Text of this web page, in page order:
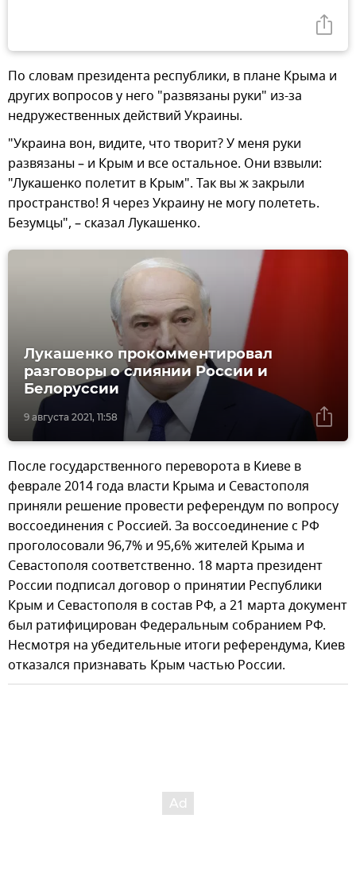
По словам президента республики, в плане Крыма и
других вопросов у него "развязаны руки" из-за
недружественных действий Украины.
"Украина вон, видите, что творит? У меня руки
развязаны – и Крым и все остальное. Они взвыли:
"Лукашенко полетит в Крым". Так вы ж закрыли
пространство! Я через Украину не могу полететь.
Безумцы", – сказал Лукашенко.
9 августа 2021, 11:58
Лукашенко прокомментировал
разговоры о слиянии России и
Белоруссии
После государственного переворота в Киеве в
феврале 2014 года власти Крыма и Севастополя
приняли решение провести референдум по вопросу
воссоединения с Россией. За воссоединение с РФ
проголосовали 96,7% и 95,6% жителей Крыма и
Севастополя соответственно. 18 марта президент
России подписал договор о принятии Республики
Крым и Севастополя в состав РФ, а 21 марта документ
был ратифицирован Федеральным собранием РФ.
Несмотря на убедительные итоги референдума, Киев
отказался признавать Крым частью России.